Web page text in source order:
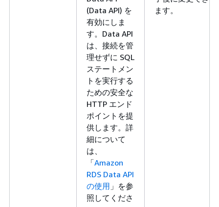
(Data API) を
有効にしま
す。Data API
は、接続を管
理せずに SQL
ステートメン
トを実行する
ための安全な
HTTP エンド
ポイントを提
供します。詳
細について
は、
「Amazon
RDS Data API
の使用 」を参
照してくださ
ます。